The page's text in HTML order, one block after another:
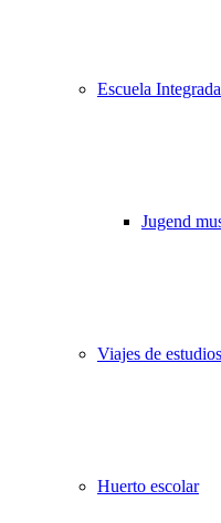
Escuela
Jugend
Viajes de estudios
Huerto escolar